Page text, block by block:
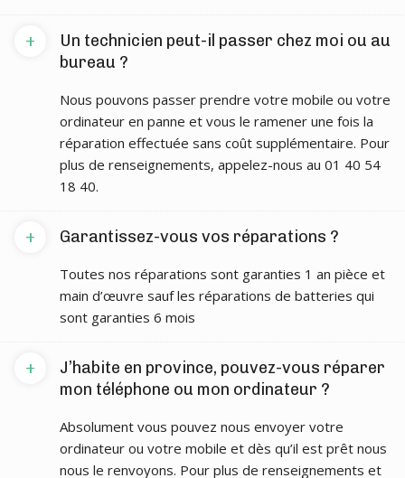
Un technicien peut-il passer chez moi ou au
bureau ?
+
Nous pouvons passer prendre votre mobile ou votre
ordinateur en panne et vous le ramener une fois la
réparation effectuée sans coût supplémentaire. Pour
plus de renseignements, appelez-nous au 01 40 54
18 40.
Garantissez-vous vos réparations ?
+
Toutes nos réparations sont garanties 1 an pièce et
main d’œuvre sauf les réparations de batteries qui
sont garanties 6 mois
J’habite en province, pouvez-vous réparer
mon téléphone ou mon ordinateur ?
+
Absolument vous pouvez nous envoyer votre
ordinateur ou votre mobile et dès qu’il est prêt nous
nous le renvoyons. Pour plus de renseignements et